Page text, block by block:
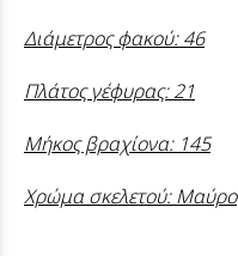
Διάμετρος φακού: 46
Πλάτος γέφυρας: 21
Μήκος βραχίονα: 145
Χρώμα σκελετού: Μαύρο